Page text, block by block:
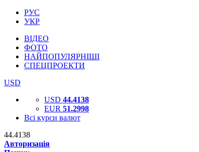
РУС
УКР
ВІДЕО
ФОТО
НАЙПОПУЛЯРНІШІ
СПЕЦПРОЕКТИ
USD
USD 44.4138
EUR 51.2998
Всі курси валют
44.4138
Авторизація